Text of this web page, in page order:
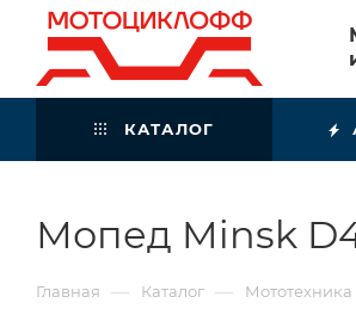
КАТАЛОГ
Мопед Minsk
Главная — Каталог — Мототехника